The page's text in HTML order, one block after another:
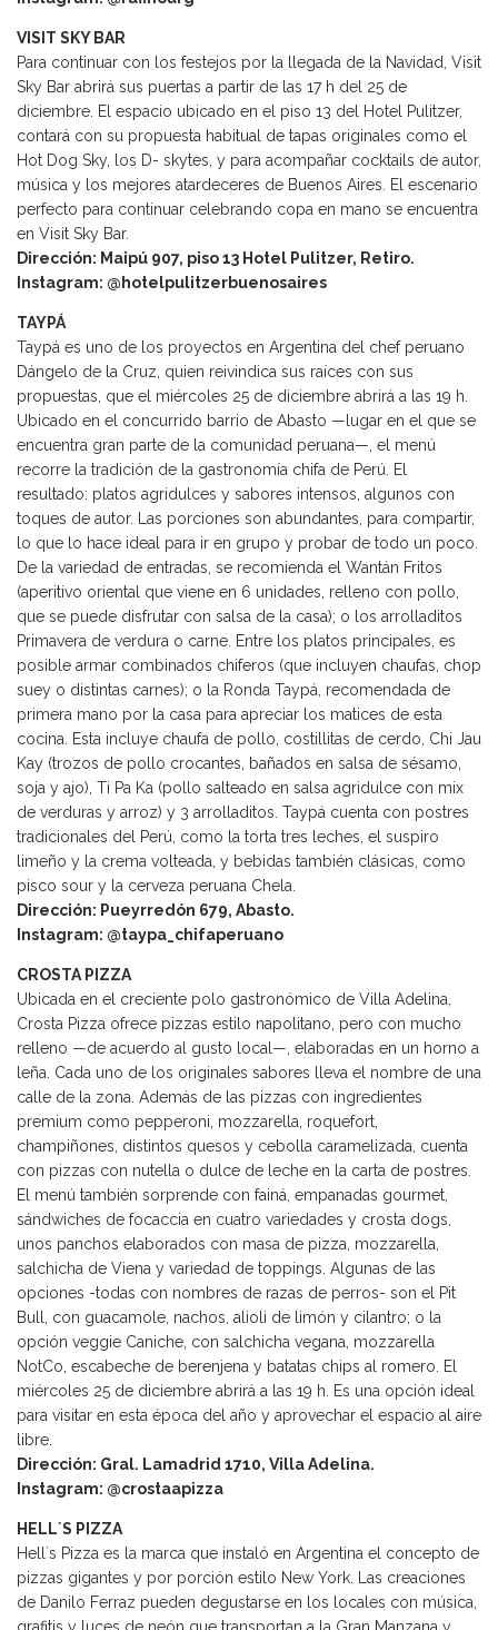
VISIT SKY BAR
Para continuar con los festejos por la llegada de la Navidad, Visit
Sky Bar abrirá sus puertas a partir de las 17 h del 25 de
diciembre. El espacio ubicado en el piso 13 del Hotel Pulitzer,
contará con su propuesta habitual de tapas originales como el
Hot Dog Sky, los D- skytes, y para acompañar cocktails de autor,
música y los mejores atardeceres de Buenos Aires. El escenario
perfecto para continuar celebrando copa en mano se encuentra
en Visit Sky Bar.
Dirección: Maipú 907, piso 13 Hotel Pulitzer, Retiro.
Instagram: @hotelpulitzerbuenosaires
TAYPÁ
Taypá es uno de los proyectos en Argentina del chef peruano
Dángelo de la Cruz, quien reivindica sus raíces con sus
propuestas, que el miércoles 25 de diciembre abrirá a las 19 h.
Ubicado en el concurrido barrio de Abasto —lugar en el que se
encuentra gran parte de la comunidad peruana—, el menú
recorre la tradición de la gastronomía chifa de Perú. El
resultado: platos agridulces y sabores intensos, algunos con
toques de autor. Las porciones son abundantes, para compartir,
lo que lo hace ideal para ir en grupo y probar de todo un poco.
De la variedad de entradas, se recomienda el Wantán Fritos
(aperitivo oriental que viene en 6 unidades, relleno con pollo,
que se puede disfrutar con salsa de la casa); o los arrolladitos
Primavera de verdura o carne. Entre los platos principales, es
posible armar combinados chiferos (que incluyen chaufas, chop
suey o distintas carnes); o la Ronda Taypá, recomendada de
primera mano por la casa para apreciar los matices de esta
cocina. Esta incluye chaufa de pollo, costillitas de cerdo, Chi Jau
Kay (trozos de pollo crocantes, bañados en salsa de sésamo,
soja y ajo), Ti Pa Ka (pollo salteado en salsa agridulce con mix
de verduras y arroz) y 3 arrolladitos. Taypá cuenta con postres
tradicionales del Perú, como la torta tres leches, el suspiro
limeño y la crema volteada, y bebidas también clásicas, como
pisco sour y la cerveza peruana Chela.
Dirección: Pueyrredón 679, Abasto.
Instagram: @taypa_chifaperuano
CROSTA PIZZA
Ubicada en el creciente polo gastronómico de Villa Adelina,
Crosta Pizza ofrece pizzas estilo napolitano, pero con mucho
relleno —de acuerdo al gusto local—, elaboradas en un horno a
leña. Cada uno de los originales sabores lleva el nombre de una
calle de la zona. Además de las pizzas con ingredientes
premium como pepperoni, mozzarella, roquefort,
champiñones, distintos quesos y cebolla caramelizada, cuenta
con pizzas con nutella o dulce de leche en la carta de postres.
El menú también sorprende con fainá, empanadas gourmet,
sándwiches de focaccia en cuatro variedades y crosta dogs,
unos panchos elaborados con masa de pizza, mozzarella,
salchicha de Viena y variedad de toppings. Algunas de las
opciones -todas con nombres de razas de perros- son el Pit
Bull, con guacamole, nachos, alioli de limón y cilantro; o la
opción veggie Caniche, con salchicha vegana, mozzarella
NotCo, escabeche de berenjena y batatas chips al romero. El
miércoles 25 de diciembre abrirá a las 19 h. Es una opción ideal
para visitar en esta época del año y aprovechar el espacio al aire
libre.
Dirección: Gral. Lamadrid 1710, Villa Adelina.
Instagram: @crostaapizza
HELL´S PIZZA
Hell´s Pizza es la marca que instaló en Argentina el concepto de
pizzas gigantes y por porción estilo New York. Las creaciones
de Danilo Ferraz pueden degustarse en los locales con música,